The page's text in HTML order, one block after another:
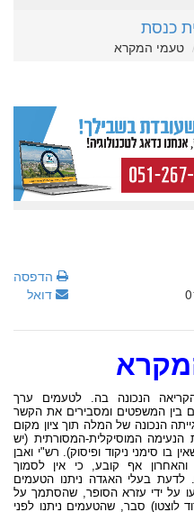
כנסת
טעמי המקרא
הדפסה
דואל
הנכונה בה. לטעמים ערך
בין המשפטים ומסבירים את הקשר
הנכונה של המלה תוך ציון מקום
הנעימה המוסיקלית-המסורתית (יש
בו סימני ניקוד ופיסוק). רש"י ואבן
אף קובע, כי אין לסמוך
לדעת בעלי האגדה ניתנו הטעמים
על ידי עזרא הסופר, שהסתמך על
לוצטו) סבר, שהטעמים ניתנו לפני